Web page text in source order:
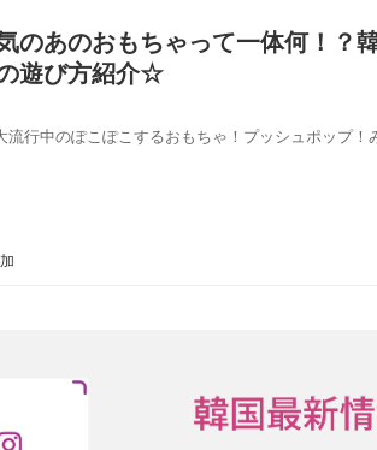
のあのおもちゃって一体何！？
遊び方紹介☆
流行中のぽこぽこするおもちゃ！プッシュポップ！